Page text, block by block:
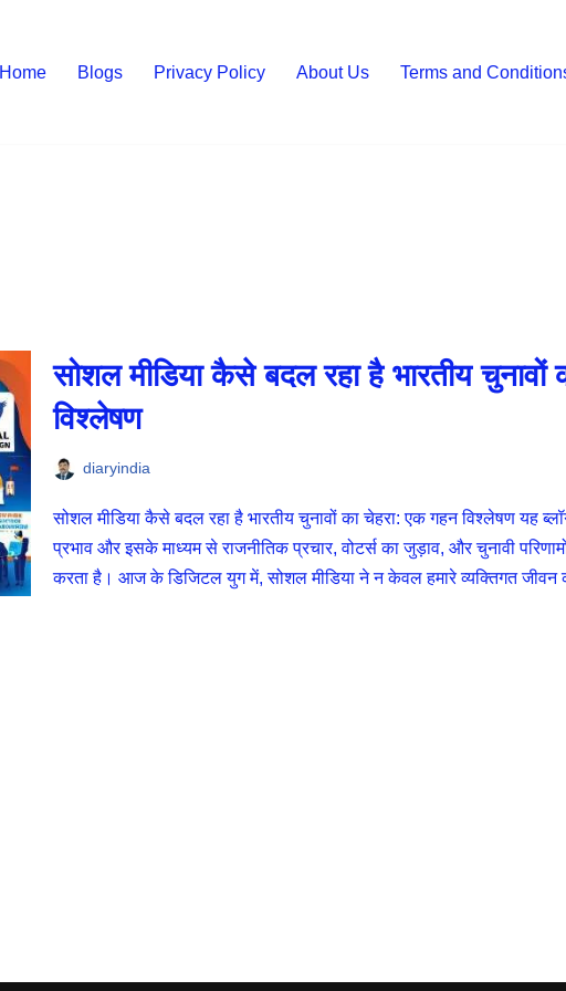
Home Blogs Privacy Policy About Us Terms and
सोशल मीडिया कैसे बदल रहा है भारतीय
विश्लेषण
diaryindia
सोशल मीडिया कैसे बदल रहा है भारतीय चुनावों का चेहरा: एक गहन विश्लेषण यह
प्रभाव और इसके माध्यम से राजनीतिक प्रचार, वोटर्स का जुड़ाव, और चुनावी
करता है। आज के डिजिटल युग में, सोशल मीडिया ने न केवल हमारे व्यक्तिगत जीवन